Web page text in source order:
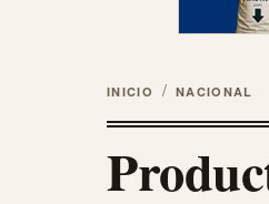
INICIO / NACIONAL